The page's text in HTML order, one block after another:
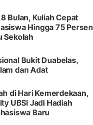
Bulan, Kuliah Cepat
Hingga 75 Persen
Sekolah
Bukit Duabelas,
dan Adat
di Hari Kemerdekaan,
UBSI Jadi Hadiah
Baru